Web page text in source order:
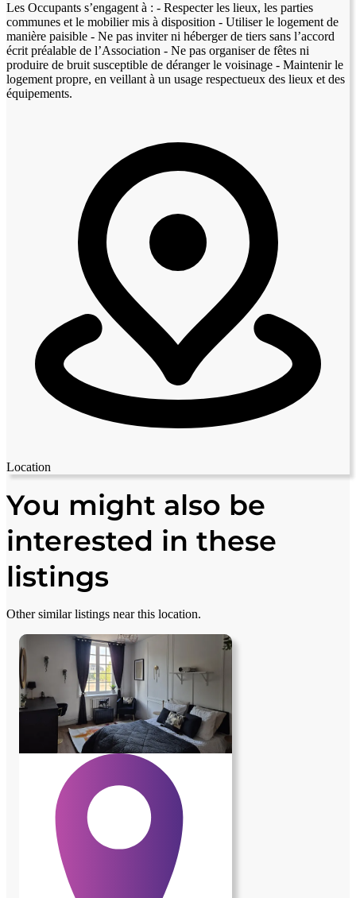
Les Occupants s’engagent à : - Respecter les lieux, les parties
communes et le mobilier mis à disposition - Utiliser le logement de
manière paisible - Ne pas inviter ni héberger de tiers sans l’accord
écrit préalable de l’Association - Ne pas organiser de fêtes ni
produire de bruit susceptible de déranger le voisinage - Maintenir le
logement propre, en veillant à un usage respectueux des lieux et des
équipements.
Location
+
−
You might also be
interested in these
listings
Other similar listings near this location.